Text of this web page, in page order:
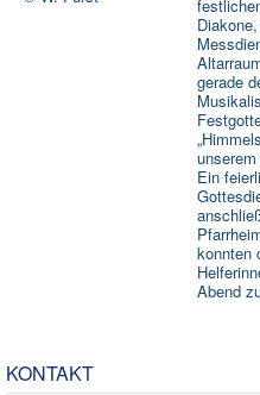
gerade
Ein
konnten
Abend
KONTAKT